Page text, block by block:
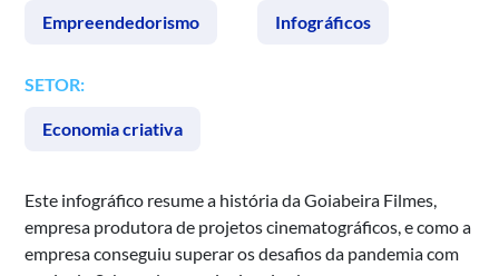
Empreendedorismo Infográficos
SETOR:
Economia criativa
Este infográfico resume a história da Goiabeira Filmes,
empresa produtora de projetos cinematográficos, e como a
empresa conseguiu superar os desafios da pandemia com